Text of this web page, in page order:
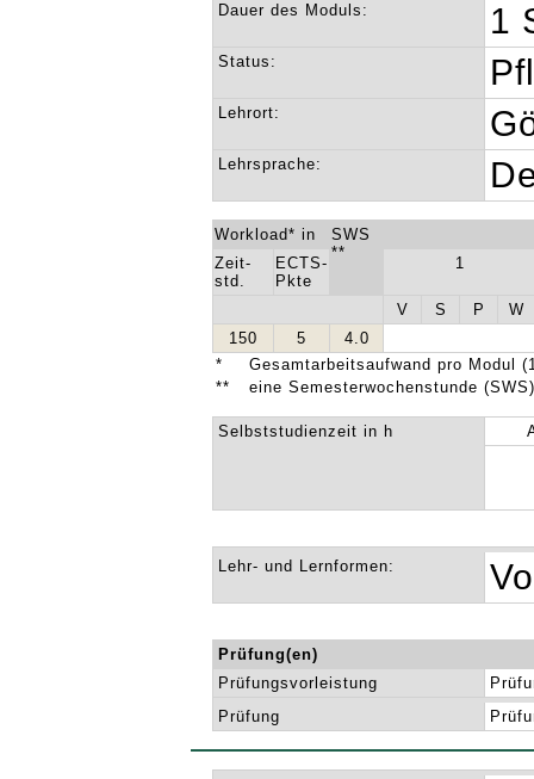
Dauer des Moduls: 1
Status:
Lehrort:
Lehrsprache:
Workload* in
SWS
**
Zeit-
std.
ECTS-
Pkte
1
V S P
W
150
5
4.0
*
Gesamtarbeitsaufwand pro Modul
**
eine Semesterwochenstunde
Selbststudienzeit in h
Lehr- und Lernformen:
Prüfung(en)
Prüfungsvorleistung
Prüfung